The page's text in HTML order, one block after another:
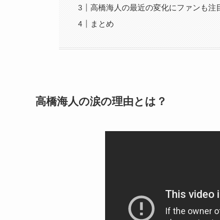
高橋海人の最近の変化にファンも注
まとめ
高橋海人の涙の理由とは？